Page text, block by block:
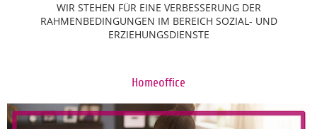
WIR STEHEN FÜR EINE VERBESSERUNG DER
RAHMENBEDINGUNGEN IM BEREICH SOZIAL- UND
ERZIEHUNGSDIENSTE
Homeoffice